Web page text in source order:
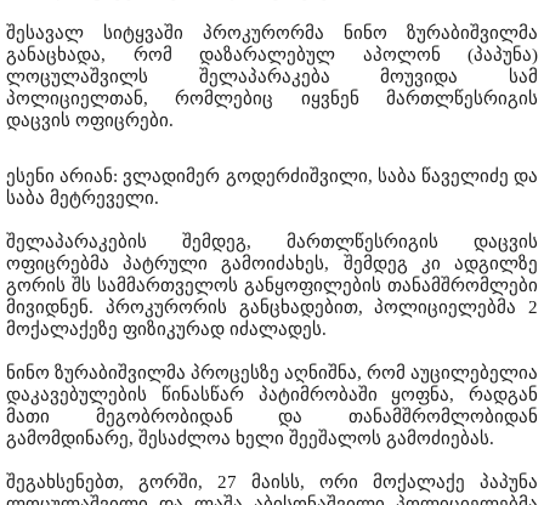
შესავალ სიტყვაში პროკურორმა ნინო ზურაბიშვილმა
განაცხადა, რომ დაზარალებულ აპოლონ (პაპუნა)
ლოცულაშვილს შელაპარაკება მოუვიდა სამ
პოლიციელთან, რომლებიც იყვნენ მართლწესრიგის
დაცვის ოფიცრები.
ესენი არიან: ვლადიმერ გოდერძიშვილი, საბა წაველიძე და
საბა მეტრეველი.
შელაპარაკების შემდეგ, მართლწესრიგის დაცვის
ოფიცრებმა პატრული გამოიძახეს, შემდეგ კი ადგილზე
გორის შს სამმართველოს განყოფილების თანამშრომლები
მივიდნენ. პროკურორის განცხადებით, პოლიციელებმა 2
მოქალაქეზე ფიზიკურად იძალადეს.
ნინო ზურაბიშვილმა პროცესზე აღნიშნა, რომ აუცილებელია
დაკავებულების წინასწარ პატიმრობაში ყოფნა, რადგან
მათი მეგობრობიდან და თანამშრომლობიდან
გამომდინარე, შესაძლოა ხელი შეეშალოს გამოძიებას.
შეგახსენებთ, გორში, 27 მაისს, ორი მოქალაქე პაპუნა